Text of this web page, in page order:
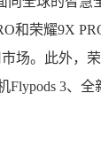
和荣耀9X
场。此外，
Flypods 3、